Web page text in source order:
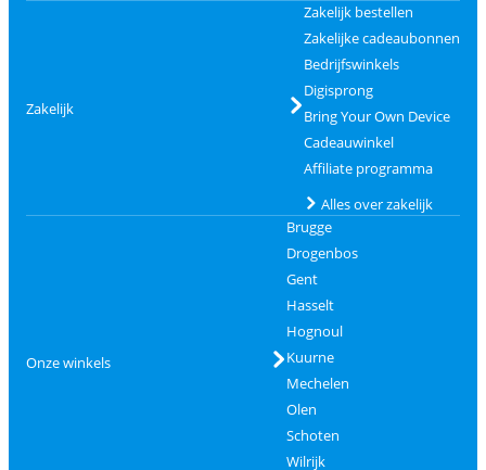
Zakelijk
Zakelijk bestellen
Zakelijke cadeaubonnen
Bedrijfswinkels
Digisprong
Bring Your Own Device
Cadeauwinkel
Affiliate programma
Alles over zakelijk
Onze winkels
Brugge
Drogenbos
Gent
Hasselt
Hognoul
Kuurne
Mechelen
Olen
Schoten
Wilrijk